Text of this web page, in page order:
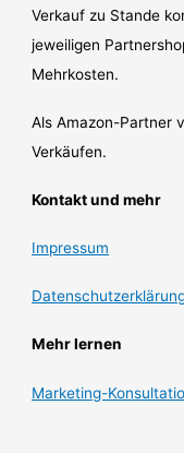
Verkauf zu Stande
jeweiligen
Mehrkosten.
Als Amazon-Partner
Verkäufen.
Kontakt und mehr
Impressum
Mehr lernen
Marketing-